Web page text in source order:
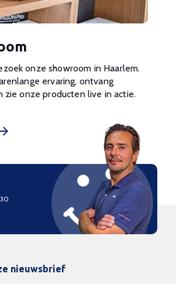
onze showroom in Haarlem.
ervaring, ontvang
zie onze producten live in actie.
nieuwsbrief